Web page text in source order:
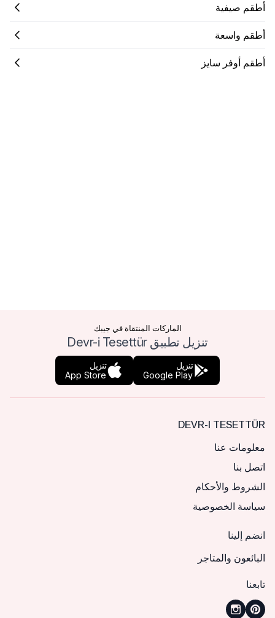
أطقم صيفية
أطقم واسعة
أطقم أوفر سايز
الماركات المنتقاة في جيبك
تنزيل تطبيق Devr-i Tesettür
تنزيل
Google Play
تنزيل
App Store
DEVR-I TESETTÜR
معلومات عنا
اتصل بنا
الشروط والأحكام
سياسة الخصوصية
انضم إلينا
البائعون والمتاجر
تابعنا